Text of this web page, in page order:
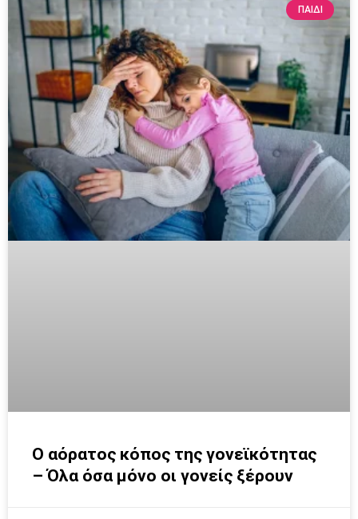
ΠΑΙΔΊ
Ο αόρατος κόπος της γονεϊκότητας
– Όλα όσα μόνο οι γονείς ξέρουν